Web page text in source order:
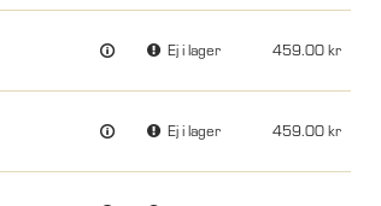
Ej i lager 459.00
Ej i lager 459.00